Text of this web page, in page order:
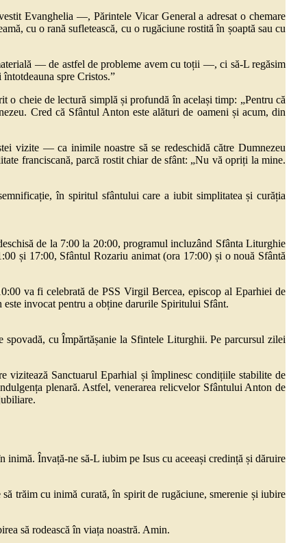
Evanghelia —, Părintele Vicar General a adresat o chemare
cu o rană sufletească, cu o rugăciune rostită în șoaptă sau cu
— de astfel de probleme avem cu toții —, ci să-L regăsim
spre Cristos.”
cheie de lectură simplă și profundă în același timp: „Pentru că
Cred că Sfântul Anton este alături de oameni și acum, din
vizite — ca inimile noastre să se redeschidă către Dumnezeu
franciscană, parcă rostit chiar de sfânt: „Nu vă opriți la mine.
în spiritul sfântului care a iubit simplitatea și curăția
de la 7:00 la 20:00, programul incluzând Sfânta Liturghie
și 17:00, Sfântul Rozariu animat (ora 17:00) și o nouă Sfântă
va fi celebrată de PSS Virgil Bercea, episcop al Eparhiei de
invocat pentru a obține darurile Spiritului Sfânt.
cu Împărtășanie la Sfintele Liturghii. Pe parcursul zilei
vizitează Sanctuarul Eparhial și împlinesc condițiile stabilite de
plenară. Astfel, venerarea relicvelor Sfântului Anton de
Învață-ne să-L iubim pe Isus cu aceeași credință și dăruire
trăim cu inimă curată, în spirit de rugăciune, smerenie și iubire
să rodească în viața noastră. Amin.